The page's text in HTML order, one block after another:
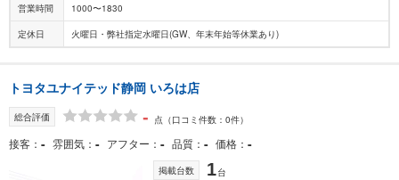
営業時間 1000〜1830
定休日 火曜日・弊社指定水曜日(GW、年末年始等休業あり)
トヨタユナイテッド静岡 いろは店
総合評価 - 点 （口コミ件数：0件）
接客 - 雰囲気 - アフター - 品質 - 価格 -
掲載台数 1台